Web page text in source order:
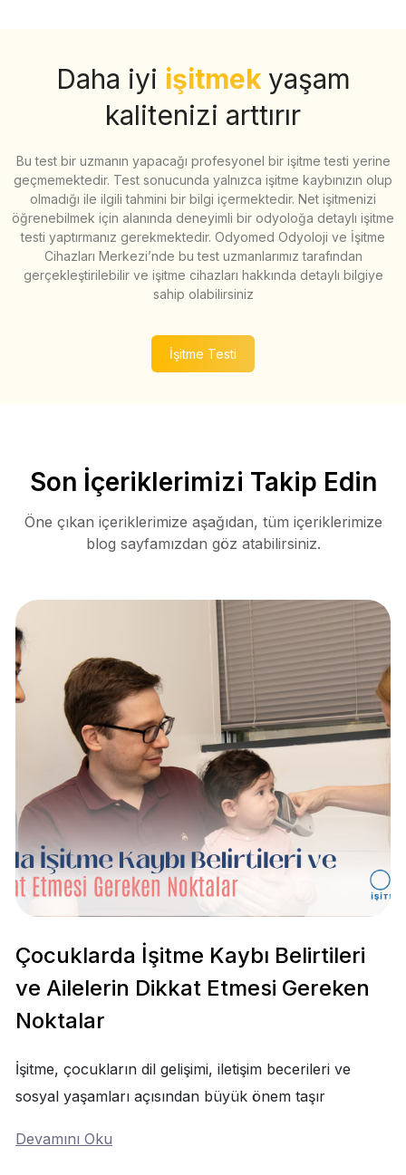
Daha iyi işitmek yaşam
kalitenizi arttırır
Bu test bir uzmanın yapacağı profesyonel bir işitme testi yerine
geçmemektedir. Test sonucunda yalnızca işitme kaybınızın olup
olmadığı ile ilgili tahmini bir bilgi içermektedir. Net işitmenizi
öğrenebilmek için alanında deneyimli bir odyoloğa detaylı işitme
testi yaptırmanız gerekmektedir. Odyomed Odyoloji ve İşitme
Cihazları Merkezi’nde bu test uzmanlarımız tarafından
gerçekleştirilebilir ve işitme cihazları hakkında detaylı bilgiye
sahip olabilirsiniz
İşitme Testi
Son İçeriklerimizi Takip Edin
Öne çıkan içeriklerimize aşağıdan, tüm içeriklerimize
blog sayfamızdan göz atabilirsiniz.
Çocuklarda İşitme Kaybı Belirtileri
ve Ailelerin Dikkat Etmesi Gereken
Noktalar
İşitme, çocukların dil gelişimi, iletişim becerileri ve
sosyal yaşamları açısından büyük önem taşır
Devamını Oku